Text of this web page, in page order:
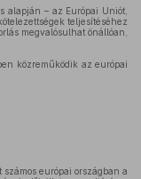
alapján – az Európai Uniót,
teljesítéséhez
megvalósulhat önállóan,
közreműködik az európai
európai országban a